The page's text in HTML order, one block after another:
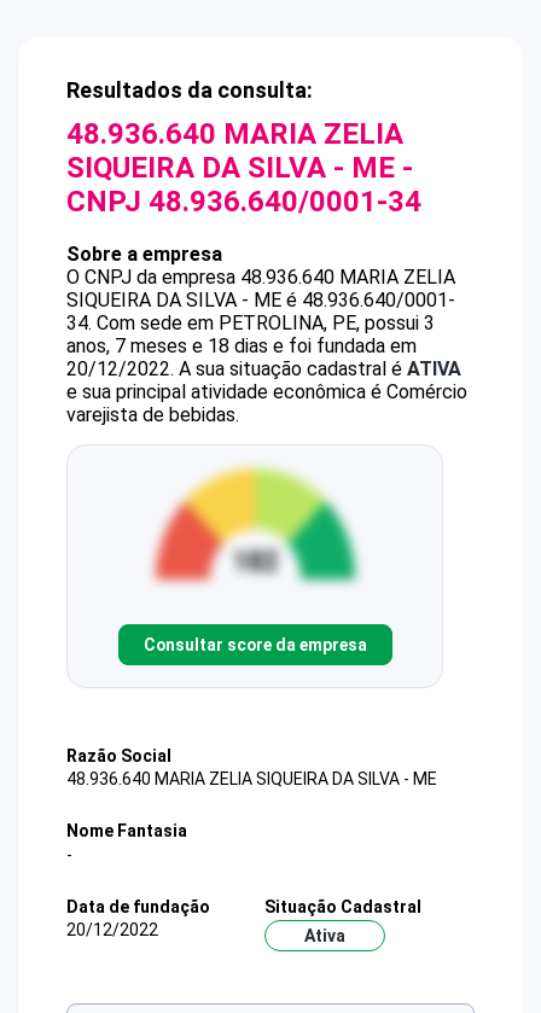
Resultados da consulta:
48.936.640 MARIA ZELIA
SIQUEIRA DA SILVA - ME -
CNPJ 48.936.640/0001-34
Sobre a empresa
O CNPJ da empresa 48.936.640 MARIA ZELIA
SIQUEIRA DA SILVA - ME é 48.936.640/0001-
34. Com sede em PETROLINA, PE, possui 3
anos, 7 meses e 18 dias e foi fundada em
20/12/2022. A sua situação cadastral é ATIVA
e sua principal atividade econômica é Comércio
varejista de bebidas.
Consultar score da empresa
Razão Social
48.936.640 MARIA ZELIA SIQUEIRA DA SILVA - ME
Nome Fantasia
-
Data de fundação
20/12/2022
Situação Cadastral
Ativa